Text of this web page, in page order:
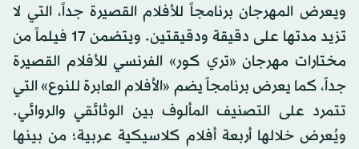
ويعرض المهرجان برنامجاً للأفلام القصيرة جداً، التي لا
تزيد مدتها على دقيقة ودقيقتين. ويتضمن 17 فيلماً من
مختارات مهرجان «تري كور» الفرنسي للأفلام القصيرة
جداً، كما يعرض برنامجاً يضم «الأفلام العابرة للنوع» التي
تتمرد على التصنيف المألوف بين الوثائقي والروائي.
ويُعرض خلالها أربعة أفلام كلاسيكية عربية؛ من بينها